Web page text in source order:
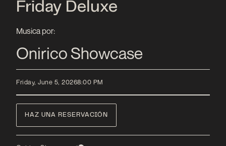
Friday Deluxe
Musica por:
Onirico Showcase
Friday, June 5, 20268:00 PM
HAZ UNA RESERVACIÓN